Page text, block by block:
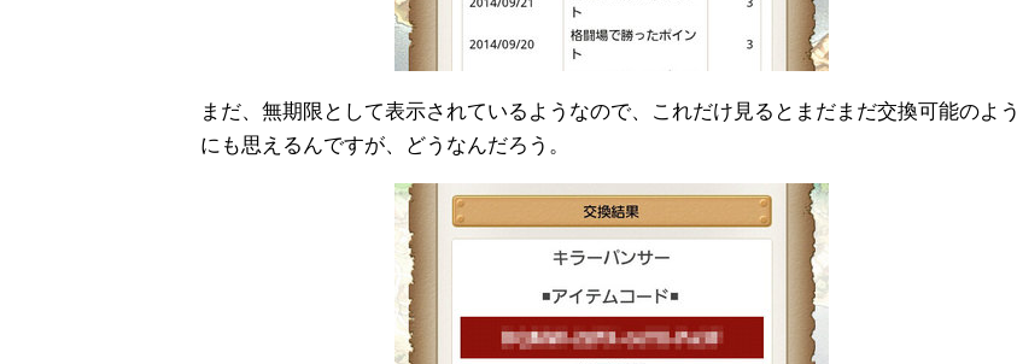
まだ、無期限として表示されているようなので、これだけ見るとまだまだ交換可能のよう
にも思えるんですが、どうなんだろう。